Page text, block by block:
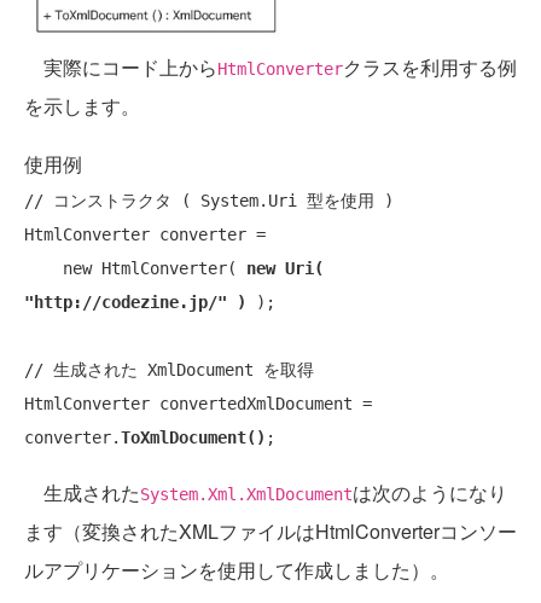
実際にコード上からHtmlConverterクラスを利用する例
を示します。
使用例
// コンストラクタ ( System.Uri 型を使用 )
HtmlConverter converter =
new HtmlConverter(
"http://codezine.jp/" ) );
// 生成された XmlDocument を取得
HtmlConverter convertedXmlDocument =
converter.ToXmlDocument()
生成されたSystem.Xml.XmlDocumentは次のようになり
ます（変換されたXMLファイルはHtmlConverterコンソー
ルアプリケーションを使用して作成しました）。